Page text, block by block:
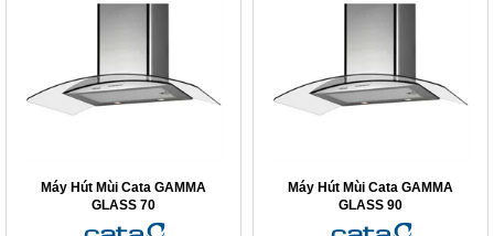
Máy Hút Mùi Cata GAMMA
GLASS 70
Máy Hút Mùi Cata GAMMA
GLASS 90